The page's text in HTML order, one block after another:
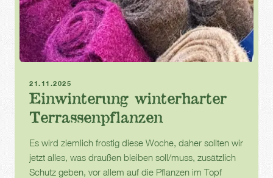
21.11.2025
Einwinterung winterharter
Terrassenpflanzen
Es wird ziemlich frostig diese Woche, daher sollten wir
jetzt alles, was draußen bleiben soll/muss, zusätzlich
Schutz geben, vor allem auf die Pflanzen im Topf